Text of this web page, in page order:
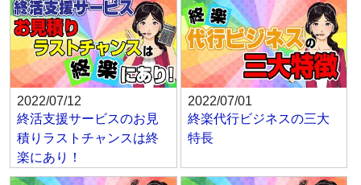
2022/07/12
終活支援サービスのお見
積りラストチャンスは終
楽にあり！
2022/07/01
終楽代行ビジネスの三大
特長